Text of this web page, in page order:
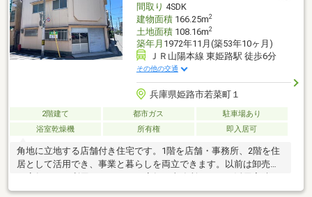
間取り 4SDK
建物面積166.25m2
土地面積108.16m2
築年月 1972年11月(築53年10ヶ月)
ＪＲ山陽本線 東姫路駅 徒歩6分
その他の交通
兵庫県姫路市若菜町１
2階建て 都市ガス
駐車場あり
浴室乾燥機
所有権 即入居可
角地に立地する店舗付き住宅です。1階を店舗・事務所、2階を住
居として活用でき、事業と暮らしを両立できます。以前は卸売業
あります。小売業、電気設備業、建設業、介護・福祉事業所、各